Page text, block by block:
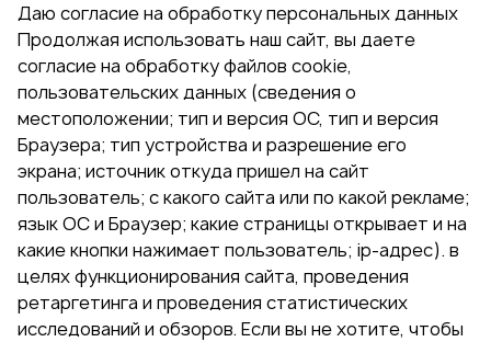
Даю согласие на обработку персональных данных
Продолжая использовать наш сайт, вы даете
согласие на обработку файлов cookie,
пользовательских данных (сведения о
местоположении; тип и версия ОС, тип и версия
Браузера; тип устройства и разрешение его
экрана; источник откуда пришел на сайт
пользователь; с какого сайта или по какой рекламе;
язык ОС и Браузер; какие страницы открывает и на
какие кнопки нажимает пользователь; ip-адрес). в
целях функционирования сайта, проведения
ретаргетинга и проведения статистических
исследований и обзоров. Если вы не хотите, чтобы